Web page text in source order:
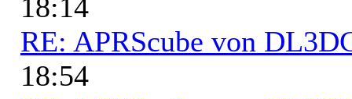
18:14
RE: APRScube von
18:54